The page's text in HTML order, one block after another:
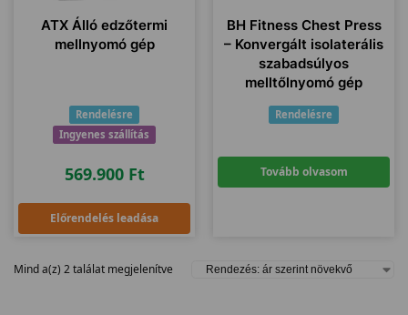
ATX Álló edzőtermi
mellnyomó gép
Rendelésre
Ingyenes szállítás
569.900 Ft
Előrendelés leadása
BH Fitness Chest Press
– Konvergált isolaterális
szabadsúlyos
melltőlnyomó gép
Rendelésre
Tovább olvasom
Mind a(z) 2 találat megjelenítve